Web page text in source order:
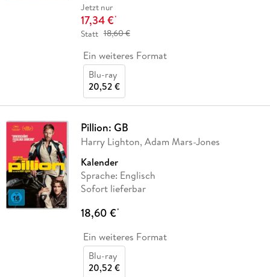
Jetzt nur
17,34 €*
Statt 18,60 €
Ein weiteres Format
Blu-ray
20,52 €
Pillion: GB
Harry Lighton, Adam Mars-Jones
Kalender
Sprache: Englisch
Sofort lieferbar
18,60 €*
Ein weiteres Format
Blu-ray
20,52 €